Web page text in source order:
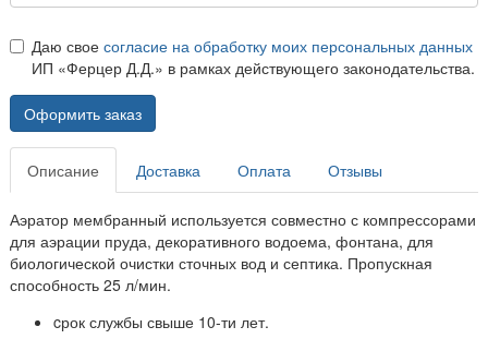
Даю свое согласие на обработку моих персональных данных
ИП «Ферцер Д.Д.» в рамках действующего законодательства.
Оформить заказ
Описание Доставка Оплата Отзывы
Аэратор мембранный используется совместно с компрессорами
для аэрации пруда, декоративного водоема, фонтана, для
биологической очистки сточных вод и септика. Пропускная
способность 25 л/мин.
cрок службы свыше 10-ти лет.